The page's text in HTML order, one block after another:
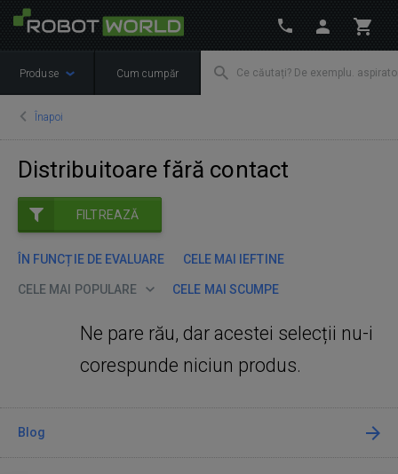
Produse Cum cumpăr
Înapoi
Distribuitoare fără contact
FILTREAZĂ
ÎN FUNCȚIE DE EVALUARE CELE MAI IEFTINE
CELE MAI POPULARE CELE MAI SCUMPE
Ne pare rău, dar acestei selecții nu-i
corespunde niciun produs.
Blog